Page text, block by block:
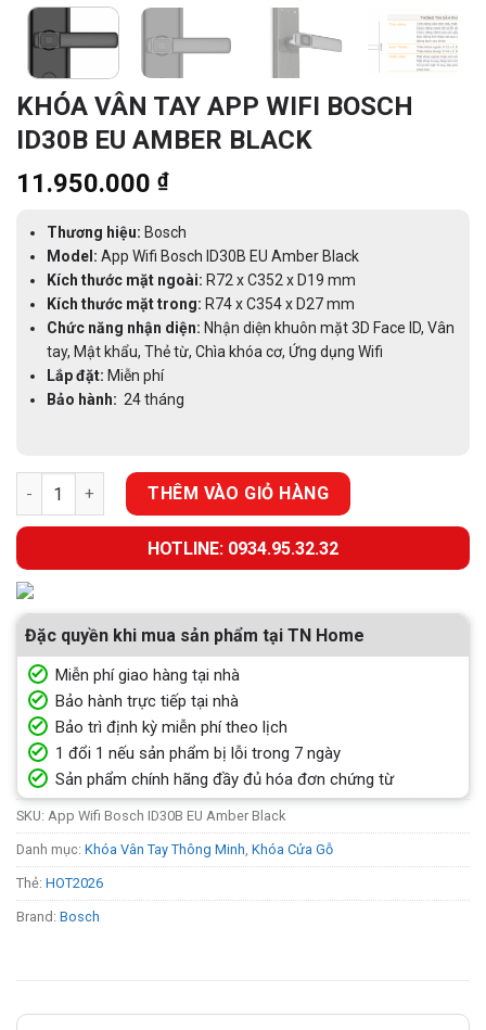
KHÓA VÂN TAY APP WIFI BOSCH
ID30B EU AMBER BLACK
11.950.000 ₫
Thương hiệu: Bosch
Model:App Wifi Bosch ID30B EU Amber Black
Kích thước mặt ngoài: R72 x C352 x D19 mm
Kích thước mặt trong: R74 x C354 x D27 mm
Chức năng nhận diện: Nhận diện khuôn mặt 3D Face ID, Vân
tay, Mật khẩu, Thẻ từ, Chìa khóa cơ, Ứng dụng Wifi
Lắp đặt: Miễn phí
Bảo hành: 24 tháng
KHÓA VÂN TAY APP WIFI BOSCH ID30B EU AMBER BLACK số
THÊM VÀO GIỎ HÀNG
HOTLINE: 0934.95.32.32
Đặc quyền khi mua sản phẩm tại TN Home
Miễn phí giao hàng tại nhà
Bảo hành trực tiếp tại nhà
Bảo trì định kỳ miễn phí theo lịch
1 đổi 1 nếu sản phẩm bị lỗi trong 7 ngày
Sản phẩm chính hãng đầy đủ hóa đơn chứng từ
SKU: App Wifi Bosch ID30B EU Amber Black
Danh mục: Khóa Vân Tay Thông Minh, Khóa Cửa Gỗ
Thẻ: HOT2026
Brand: Bosch